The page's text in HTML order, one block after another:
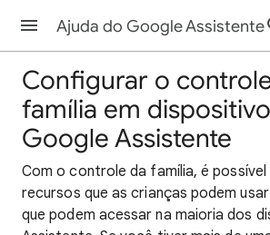
Ajuda do Google Assistente
Configurar o
família em
Google Assistente
Com o controle da família, é possível
recursos que as crianças podem
que podem acessar na maioria dos